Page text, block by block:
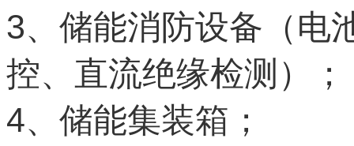
3、储能消防设备（电
控、直流绝缘检测）；
4、储能集装箱；